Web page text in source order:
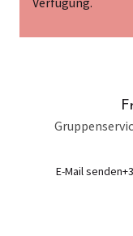
E-Mail senden